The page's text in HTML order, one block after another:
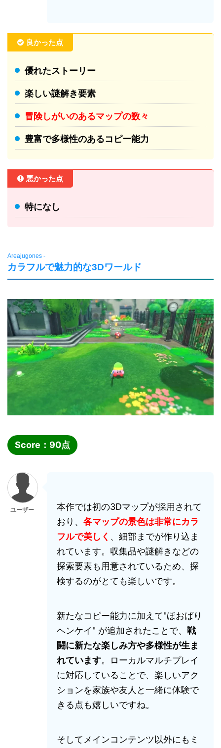
良かった点
優れたストーリー
楽しい謎解き要素
冒険しがいのあるマップの数々
豊富で多様性のあるコピー能力
悪かった点
特になし
Areajugones -
カラフルで魅力的な3Dワールド
Score： 90点
ユーザー
本作では初の3Dマップが採用されて
おり、 各マップの景色は非常にカラ
フルで美しく 、細部までが作り込ま
れています。収集品や謎解きなどの
探索要素も用意されているため、探
検するのがとても楽しいです。
新たなコピー能力に加えて"ほおばり
ヘンケイ" が追加されたことで、 戦
闘に新たな楽しみ方や多様性が生ま
れています。ローカルマルチプレイ
に対応していることで、楽しいアク
ションを家族や友人と一緒に体験で
きる点も嬉しいですね。
そしてメインコンテンツ以外にもミ